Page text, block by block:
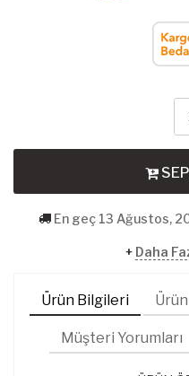
En geç 13 Ağustos,
+ Daha
Ürün Bilgileri
Müşteri Yorumları